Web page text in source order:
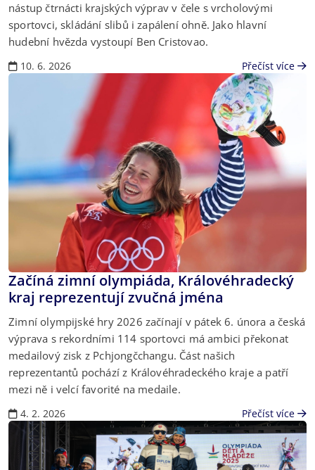
nástup čtrnácti krajských výprav v čele s vrcholovými
sportovci, skládání slibů i zapálení ohně. Jako hlavní
hudební hvězda vystoupí Ben Cristovao.
10. 6. 2026 Přečíst více
Začíná zimní olympiáda, Královéhradecký
kraj reprezentují zvučná jména
Zimní olympijské hry 2026 začínají v pátek 6. února a česká
výprava s rekordními 114 sportovci má ambici překonat
medailový zisk z Pchjongčchangu. Část našich
reprezentantů pochází z Královéhradeckého kraje a patří
mezi ně i velcí favorité na medaile.
4. 2. 2026 Přečíst více